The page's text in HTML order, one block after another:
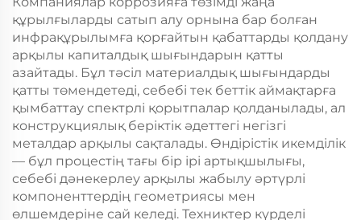
құрылғыларды сатып алу орнына бар болған
инфрақұрылымға қорғайтын қабаттарды қолдану
арқылы капиталдық шығындарын қатты
азайтады. Бұл тәсіл материалдық шығындарды
қатты төмендетеді, себебі тек беттік аймақтарға
қымбаттау спектрлі қорытпалар қолданылады, ал
конструкциялық беріктік әдеттегі негізгі
металдар арқылы сақталады. Өндірістік икемділік
— бұл процестің тағы бір ірі артықшылығы,
себебі дәнекерлеу арқылы жабылу әртүрлі
компоненттердің геометриясы мен
өлшемдеріне сай келеді. Техниктер күрделі